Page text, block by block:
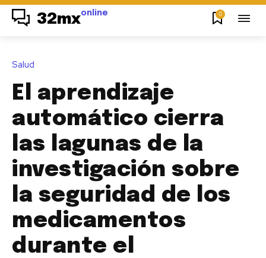
32mxonline 0
Salud
El aprendizaje
automático cierra
las lagunas de la
investigación sobre
la seguridad de los
medicamentos
durante el